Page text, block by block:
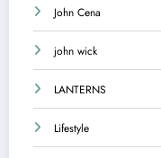
John Cena
john wick
LANTERNS
Lifestyle